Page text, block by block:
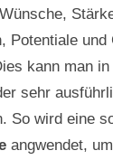
Potentiale und
kann man
sehr
So wird eine
angwendet,